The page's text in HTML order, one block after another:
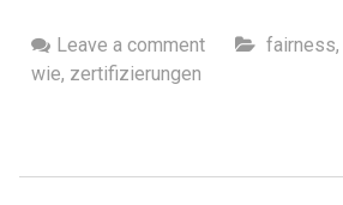
Leave a comment fairness,
wie, zertifizierungen